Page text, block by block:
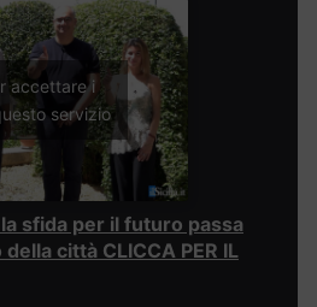
accettare i
servizio
sfida per il futuro passa
città CLICCA PER IL